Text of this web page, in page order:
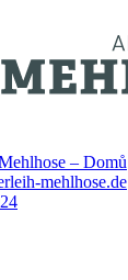
– Domů
mehlhose.de